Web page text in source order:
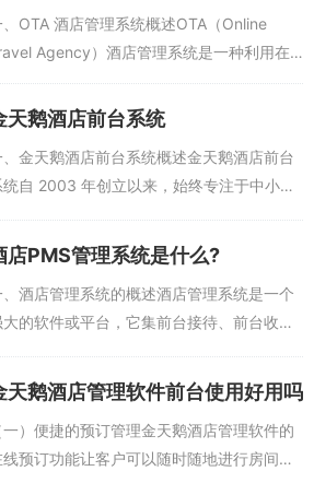
在子模块的可编辑选框上打勾即可（√上
，双击可实现单个一级模块的全选或反
击保存权限即可，用户授权成功。此外，还
，弹出权限复制窗口。在复制到（员工号）
定即可实现将已有权限用户的操作权限全
统中至关重要。营业规则指酒店或宾馆由
人统一制定并通过的，在酒店管理系统里
例如酒店会员卡使用规则、会员积分 / 兑
间、帐务处理规则等等。这些规则直接影
。营业规则配置方法为：以管理员工号 ad
进入全局配置菜单，进入全局变量配置窗
对规则进行编辑。编辑方法是根据代码名
存即可。比如夜审时间，即执行夜审的时
、OTA 酒店管理系统概述OTA（Online
Agency）酒店管理系统是一种利用在
旅游平台来管理酒店业务的系统。它在酒店
业中占据着至关重要的地位。随着互联网的
天鹅酒店前台系统
、金天鹅酒店前台系统概述金天鹅酒店前台
统自 2003 年创立以来，始终专注于中小型
断创新，行业首创四维金盾防漏体系，成功
务过汉庭、维也纳、格林豪泰等超过...
店PMS管理系统是什么?
、酒店管理系统的概述酒店管理系统是一个
大的软件或平台，它集前台接待、前台收
、公关销售、财务查询、电话计费、系统维
、经理查询、工程维修等多个功能模块于...
天鹅酒店管理软件前台使用好用吗
一）便捷的预订管理金天鹅酒店管理软件的
线预订功能让客户可以随时随地进行房间预